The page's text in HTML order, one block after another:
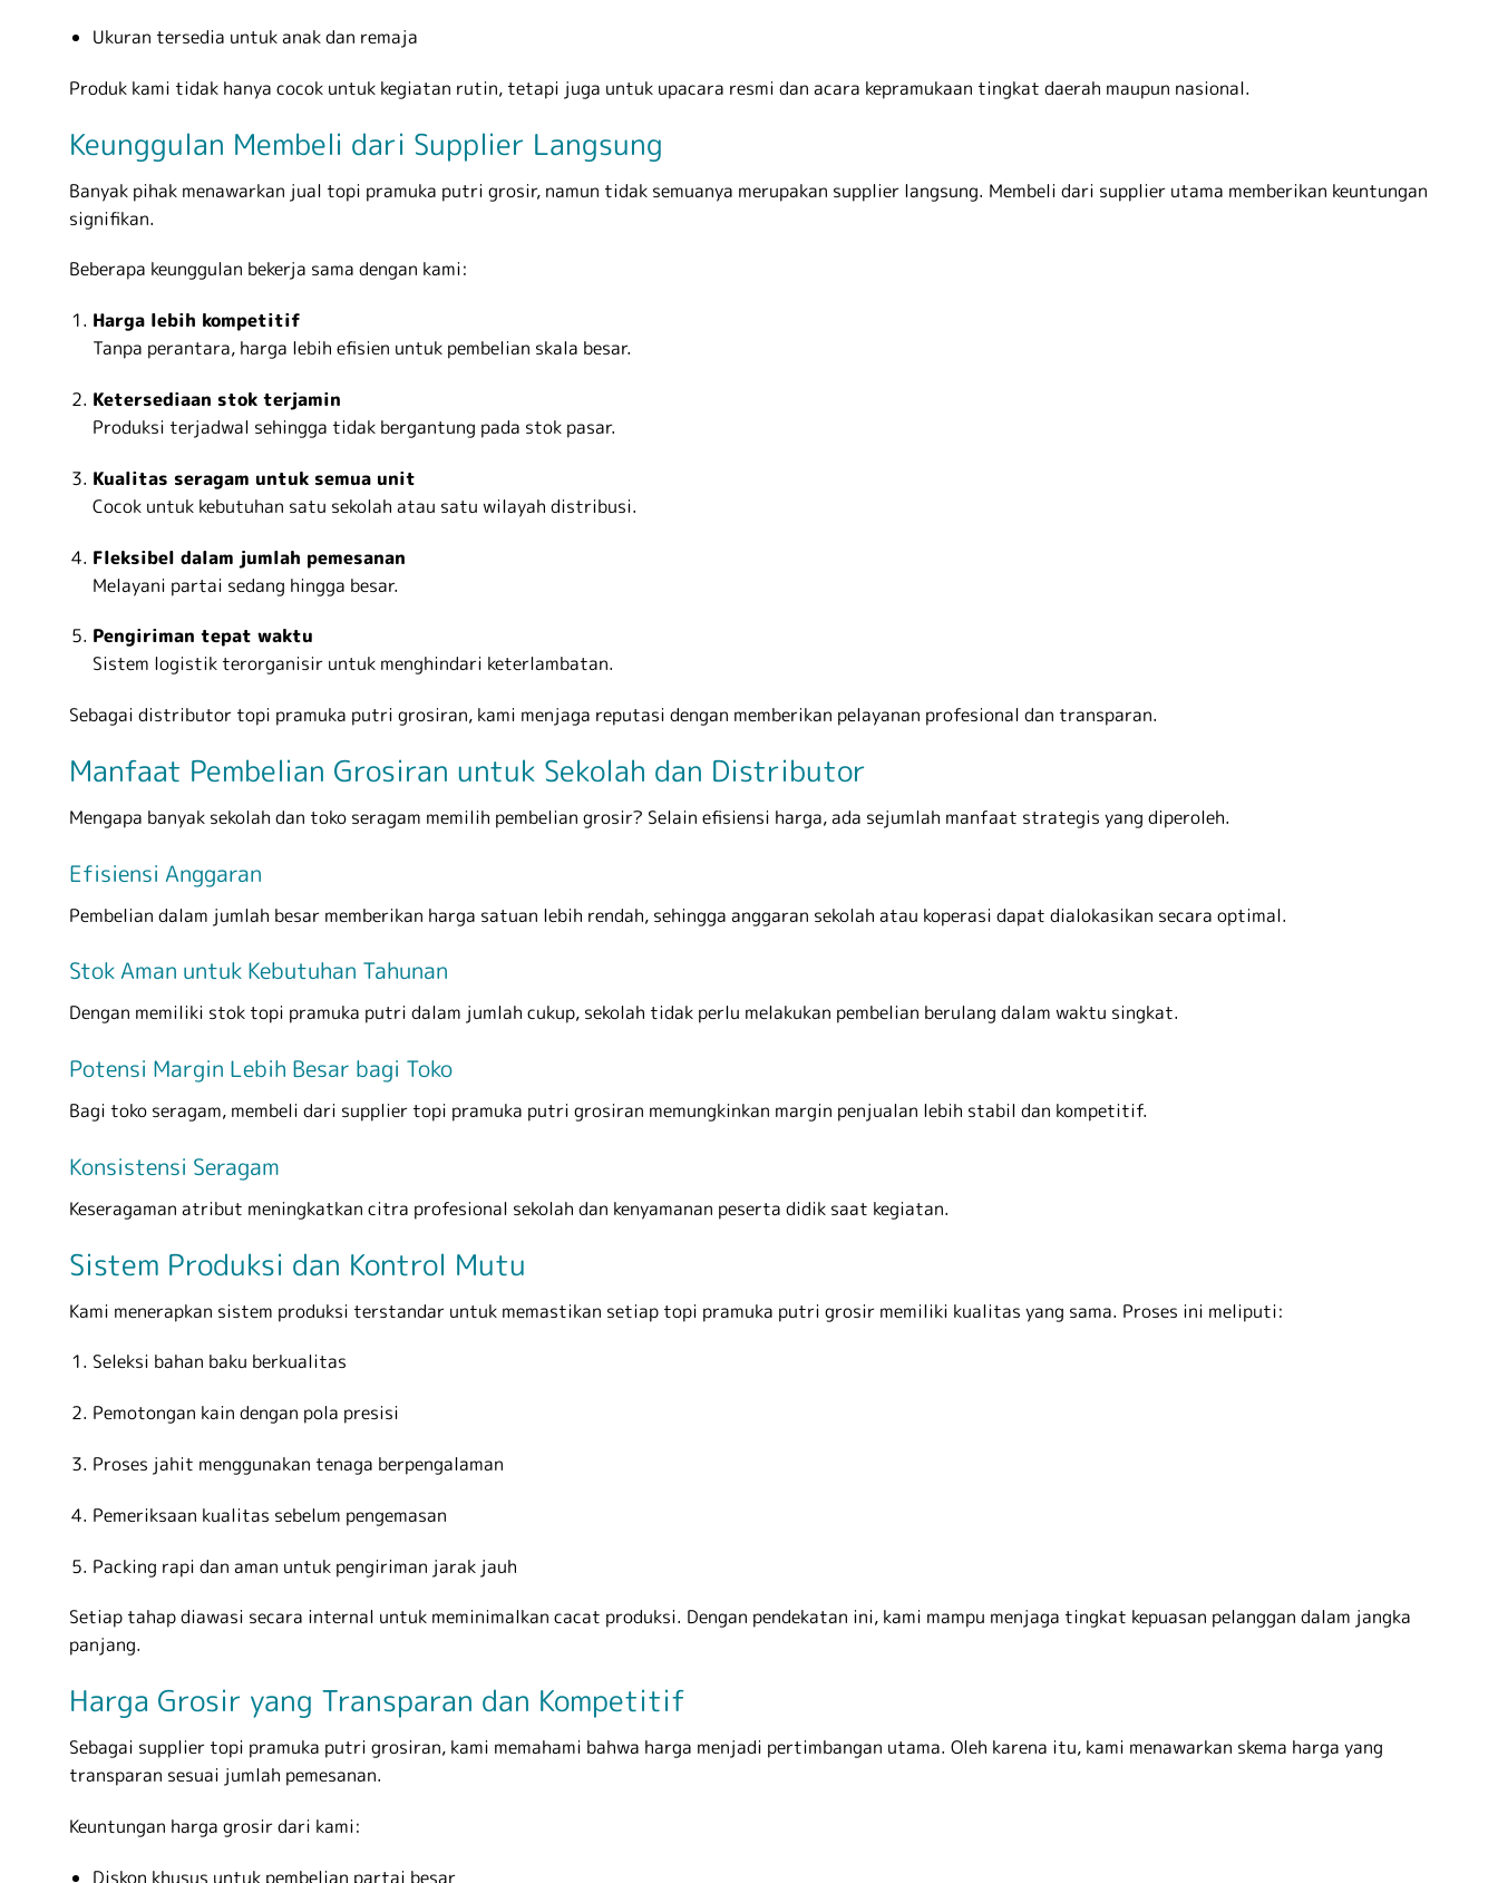
Ukuran tersedia untuk anak dan remaja
Produk kami tidak hanya cocok untuk kegiatan rutin, tetapi juga untuk upacara resmi dan acara kepramukaan tingkat daerah maupun nasional.
Keunggulan Membeli dari Supplier Langsung
Banyak pihak menawarkan jual topi pramuka putri grosir, namun tidak semuanya merupakan supplier langsung. Membeli dari supplier utama memberikan keuntungan
signifikan.
Beberapa keunggulan bekerja sama dengan kami:
Harga lebih kompetitif
Tanpa perantara, harga lebih efisien untuk pembelian skala besar.
Ketersediaan stok terjamin
Produksi terjadwal sehingga tidak bergantung pada stok pasar.
Kualitas seragam untuk semua unit
Cocok untuk kebutuhan satu sekolah atau satu wilayah distribusi.
Fleksibel dalam jumlah pemesanan
Melayani partai sedang hingga besar.
Pengiriman tepat waktu
Sistem logistik terorganisir untuk menghindari keterlambatan.
Sebagai distributor topi pramuka putri grosiran, kami menjaga reputasi dengan memberikan pelayanan profesional dan transparan.
Manfaat Pembelian Grosiran untuk Sekolah dan Distributor
Mengapa banyak sekolah dan toko seragam memilih pembelian grosir? Selain efisiensi harga, ada sejumlah manfaat strategis yang diperoleh.
Efisiensi Anggaran
Pembelian dalam jumlah besar memberikan harga satuan lebih rendah, sehingga anggaran sekolah atau koperasi dapat dialokasikan secara optimal.
Stok Aman untuk Kebutuhan Tahunan
Dengan memiliki stok topi pramuka putri dalam jumlah cukup, sekolah tidak perlu melakukan pembelian berulang dalam waktu singkat.
Potensi Margin Lebih Besar bagi Toko
Bagi toko seragam, membeli dari supplier topi pramuka putri grosiran memungkinkan margin penjualan lebih stabil dan kompetitif.
Konsistensi Seragam
Keseragaman atribut meningkatkan citra profesional sekolah dan kenyamanan peserta didik saat kegiatan.
Sistem Produksi dan Kontrol Mutu
Kami menerapkan sistem produksi terstandar untuk memastikan setiap topi pramuka putri grosir memiliki kualitas yang sama. Proses ini meliputi:
Seleksi bahan baku berkualitas
Pemotongan kain dengan pola presisi
Proses jahit menggunakan tenaga berpengalaman
Pemeriksaan kualitas sebelum pengemasan
Packing rapi dan aman untuk pengiriman jarak jauh
Setiap tahap diawasi secara internal untuk meminimalkan cacat produksi. Dengan pendekatan ini, kami mampu menjaga tingkat kepuasan pelanggan dalam jangka
panjang.
Harga Grosir yang Transparan dan Kompetitif
Sebagai supplier topi pramuka putri grosiran, kami memahami bahwa harga menjadi pertimbangan utama. Oleh karena itu, kami menawarkan skema harga yang
transparan sesuai jumlah pemesanan.
Keuntungan harga grosir dari kami:
Diskon khusus untuk pembelian partai besar